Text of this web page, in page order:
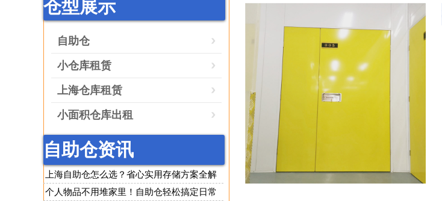
自助仓
小仓库租赁
上海仓库租赁
小面积仓库出租
仓型展示
自助仓资讯
上海自助仓怎么选？省心实用存储方案全解
析
个人物品不用堆家里！自助仓轻松搞定日常